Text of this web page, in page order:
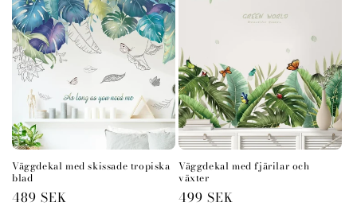
Väggdekal med skissade tropiska
blad
Ordinarie
489 SEK
Väggdekal med fjärilar och
växter
Ordinarie
499 SEK